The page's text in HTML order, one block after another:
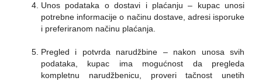
Unos podataka o dostavi i plaćanju – kupac unosi
potrebne informacije o načinu dostave, adresi isporuke
i preferiranom načinu plaćanja.
Pregled i potvrda narudžbine – nakon unosa svih
podataka, kupac ima mogućnost da pregleda
kompletnu narudžbenicu, proveri tačnost unetih